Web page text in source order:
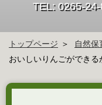
TEL: 0265-
トップページ
自然保
おいしいりんごができる